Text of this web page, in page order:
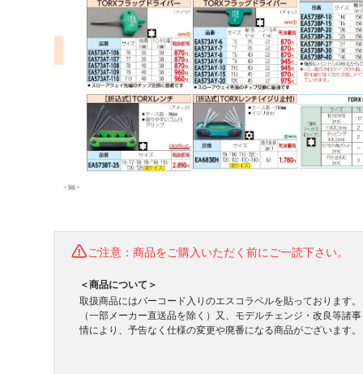
ご注意：商品をご購入いただく前にご一読下さい。
＜商品について＞
取扱商品にはバーコード入りのエスコラベルを貼っております。
（一部メーカー直送品を除く）又、モデルチェンジ・改良等諸事
情により、予告なく仕様の変更や廃番になる商品がございます。